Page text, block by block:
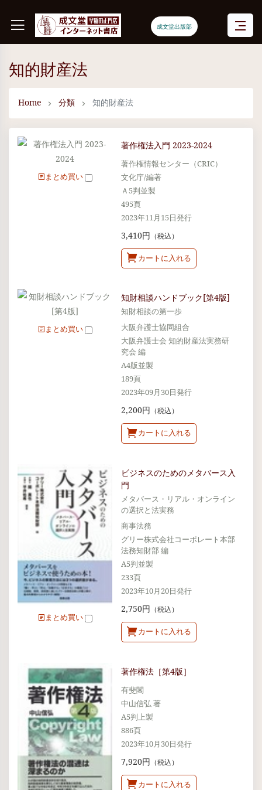
成文堂出版部
知的財産法
Home 分類 知的財産法
まとめ買い
著作権法入門 2023-2024
著作権情報センター（CRIC）
文化庁/編著
Ａ5判並製
495頁
2023年11月15日発行
3,410円 （税込）
カートに入れる
まとめ買い
知財相談ハンドブック[第4版]
知財相談の第一歩
大阪弁護士協同組合
大阪弁護士会 知的財産法実務研
究会 編
A4版並製
189頁
2023年09月30日発行
2,200円 （税込）
カートに入れる
まとめ買い
ビジネスのためのメタバース入
門
メタバース・リアル・オンライン
の選択と法実務
商事法務
グリー株式会社コーポレート本部
法務知財部 編
A5判並製
233頁
2023年10月20日発行
2,750円 （税込）
カートに入れる
著作権法［第4版］
有斐閣
中山信弘 著
A5判上製
886頁
2023年10月30日発行
7,920円 （税込）
カートに入れる